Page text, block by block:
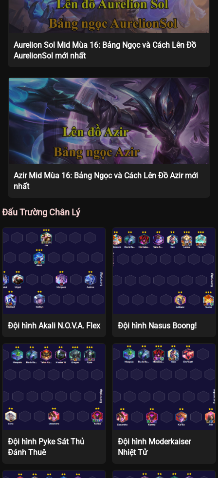
Aurelion Sol Mid Mùa 16: Bảng Ngọc và Cách Lên Đồ
AurelionSol mới nhất
Azir Mid Mùa 16: Bảng Ngọc và Cách Lên Đồ Azir mới
nhất
Đấu Trường Chân Lý
Đội hình Akali N.O.V.A. Flex Đội hình Nasus Boong!
Đội hình Pyke Sát Thủ
Đánh Thuê
Đội hình Moderkaiser
Nhiệt Tử